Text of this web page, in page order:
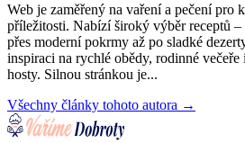
Web je zaměřený na vaření a pečení pro
příležitosti. Nabízí široký výběr receptů
přes moderní pokrmy až po sladké
inspiraci na rychlé obědy, rodinné
hosty. Silnou stránkou je...
Všechny články tohoto autora →